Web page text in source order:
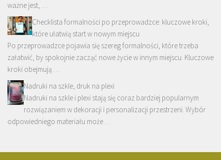
ważne jest, …
Checklista formalności po przeprowadzce: kluczowe kroki,
które ułatwią start w nowym miejscu
Po przeprowadzce pojawia się szereg formalności, które trzeba
załatwić, by spokojnie zacząć nowe życie w innym miejscu. Kluczowe
kroki obejmują …
Nadruki na szkle, druk na plexi
Nadruki na szkle i plexi stają się coraz bardziej popularnym
rozwiązaniem w dekoracji i personalizacji przestrzeni. Wybór
odpowiedniego materiału może …